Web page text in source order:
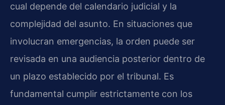
cual depende del calendario judicial y la
complejidad del asunto. En situaciones que
involucran emergencias, la orden puede ser
revisada en una audiencia posterior dentro de
un plazo establecido por el tribunal. Es
fundamental cumplir estrictamente con los